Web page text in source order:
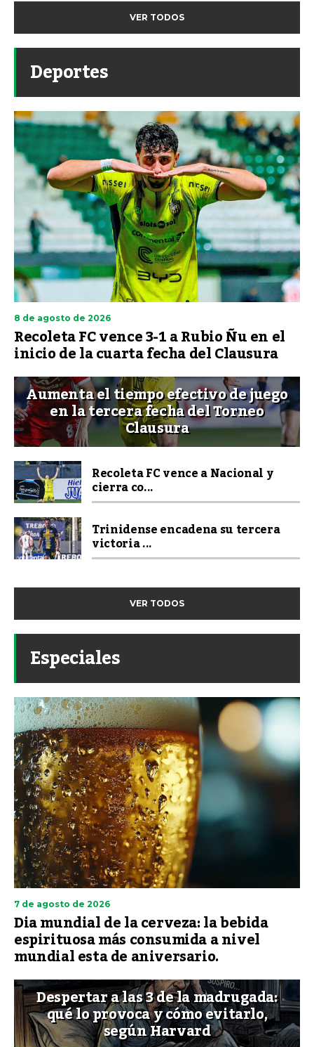
VER TODOS
Deportes
8 de agosto de 2026
Recoleta FC vence 3-1 a Rubio Ñu en el
inicio de la cuarta fecha del Clausura
Aumenta el tiempo efectivo de juego
en la tercera fecha del Torneo
Clausura
Recoleta FC vence a Nacional y
cierra co...
Trinidense encadena su tercera
victoria ...
VER TODOS
Especiales
7 de agosto de 2026
Dia mundial de la cerveza: la bebida
espirituosa más consumida a nivel
mundial esta de aniversario.
Despertar a las 3 de la madrugada:
qué lo provoca y cómo evitarlo,
según Harvard